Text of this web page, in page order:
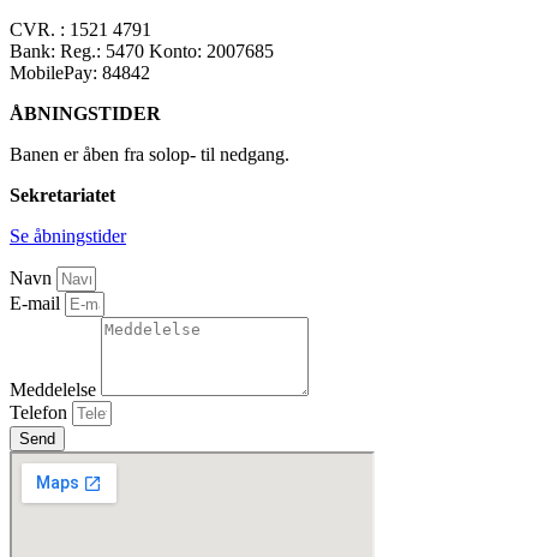
CVR. : 1521 4791
Bank: Reg.: 5470 Konto: 2007685
MobilePay: 84842
ÅBNINGSTIDER
Banen er åben fra solop- til nedgang.
Sekretariatet
Se åbningstider
Navn
E-mail
Meddelelse
Telefon
Send